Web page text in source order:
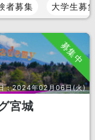
者募集 大学生募
募集中
：2024年02月06日(火)
宮城